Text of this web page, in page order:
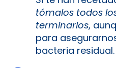
tómalos todos
terminarlos,
para
bacteria residual.